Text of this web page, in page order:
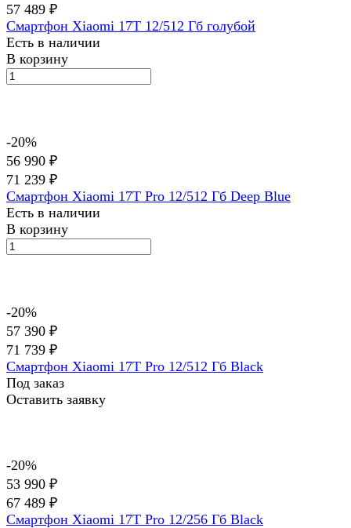
57 489 ₽
Смартфон Xiaomi 17T 12/512 Гб голубой
Есть в наличии
В корзину
-20%
56 990 ₽
71 239 ₽
Смартфон Xiaomi 17T Pro 12/512 Гб Deep Blue
Есть в наличии
В корзину
-20%
57 390 ₽
71 739 ₽
Смартфон Xiaomi 17T Pro 12/512 Гб Black
Под заказ
Оставить заявку
-20%
53 990 ₽
67 489 ₽
Смартфон Xiaomi 17T Pro 12/256 Гб Black